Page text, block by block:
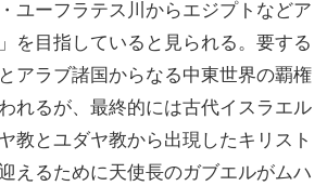
ユーフラテス川からエジプトなどア
を目指していると見られる。要する
アラブ諸国からなる中東世界の覇権
れるが、最終的には古代イスラエル
教とユダヤ教から出現したキリスト
えるために天使長のガブエルがムハ